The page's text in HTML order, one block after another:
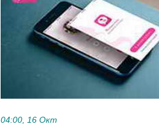
04:00, 16 Окт